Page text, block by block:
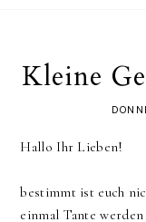
Kleine
Hallo Ihr Lieben!
bestimmt ist euch
einmal Tante